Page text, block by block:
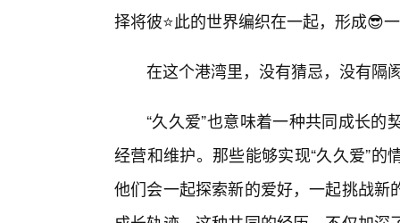
择将彼⭐此的世界编织在一起，形成😎
在这个港湾里，没有猜忌，没有隔
“久久爱”也意味着一种共同成长
经营和维护。那些能够实现“久久爱”
他们会一起探索新的爱好，一起挑战